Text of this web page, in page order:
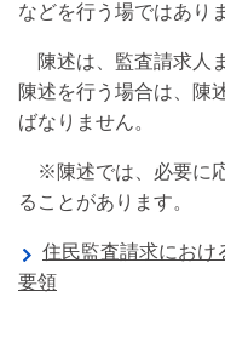
などを行う場ではあり
陳述は、監査請求人
陳述を行う場合は、陳
ばなりません。
※陳述では、必要に
ることがあります。
住民監査請求におけ
要領